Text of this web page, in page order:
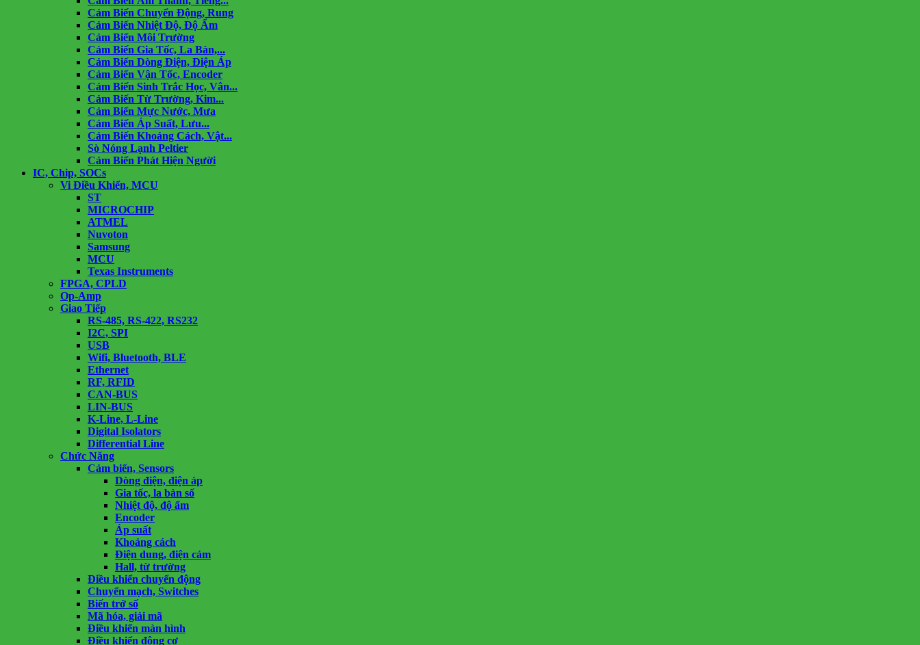
Cảm Biến Chuyển Động, Rung
Cảm Biến Nhiệt Độ, Độ Ẩm
Cảm Biến Môi Trường
Cảm Biến Gia Tốc, La Bàn,...
Cảm Biến Dòng Điện, Điện Áp
Cảm Biến Vận Tốc, Encoder
Cảm Biến Sinh Trắc Học, Vân...
Cảm Biến Từ Trường, Kim...
Cảm Biến Mực Nước, Mưa
Cảm Biến Áp Suất, Lưu...
Cảm Biến Khoảng Cách, Vật...
Sò Nóng Lạnh Peltier
Cảm Biến Phát Hiện Người
IC, Chip, SOCs
Vi Điều Khiển, MCU
ST
MICROCHIP
ATMEL
Nuvoton
Samsung
MCU
Texas Instruments
FPGA, CPLD
Op-Amp
Giao Tiếp
RS-485, RS-422, RS232
I2C, SPI
USB
Wifi, Bluetooth, BLE
Ethernet
RF, RFID
CAN-BUS
LIN-BUS
K-Line, L-Line
Digital Isolators
Differential Line
Chức Năng
Cảm biến, Sensors
Dòng điện, điện áp
Gia tốc, la bàn số
Nhiệt độ, độ ẩm
Encoder
Áp suất
Khoảng cách
Điện dung, điện cảm
Hall, từ trường
Điều khiển chuyển động
Chuyển mạch, Switches
Biến trở số
Mã hóa, giải mã
Điều khiển màn hình
Điều khiển động cơ